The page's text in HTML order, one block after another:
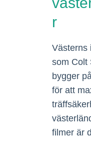
r
Västerns
som Colt
bygger
för att
filmer är